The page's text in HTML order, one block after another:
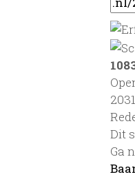
2031
Dit
Ga